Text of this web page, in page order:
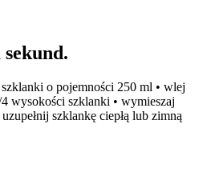
o pojemności 250 ml • wlej
wysokości szklanki • wymieszaj
szklankę ciepłą lub zimną